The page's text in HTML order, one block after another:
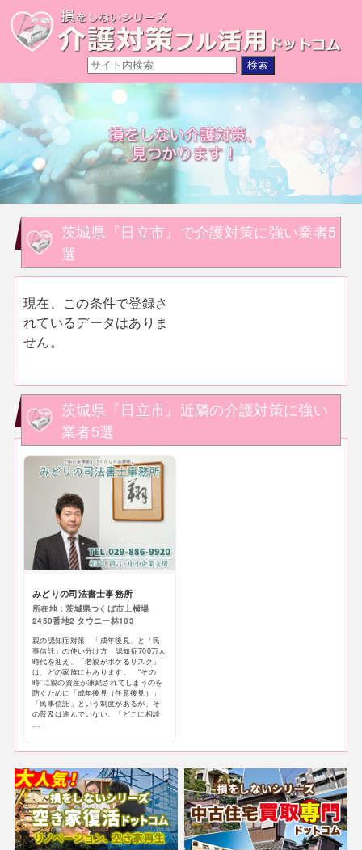
茨城県『日立市』で介護対策に強い業者5
選
現在、この条件で登録さ
れているデータはありま
せん。
茨城県『日立市』近隣の介護対策に強い
業者5選
みどりの司法書士事務所
所在地：茨城県つくば市上横場
2450番地2 タウニー林103
親の認知症対策 「成年後見」と「民
事信託」の使い分け方 認知症700万人
時代を迎え、「老親がボケるリスク」
は、どの家族にもあります。 “その
時”に親の資産が凍結されてしまうのを
防ぐために「成年後見（任意後見）」
「民事信託」という制度があるが、そ
の普及は進んでいない。「どこに相談
...